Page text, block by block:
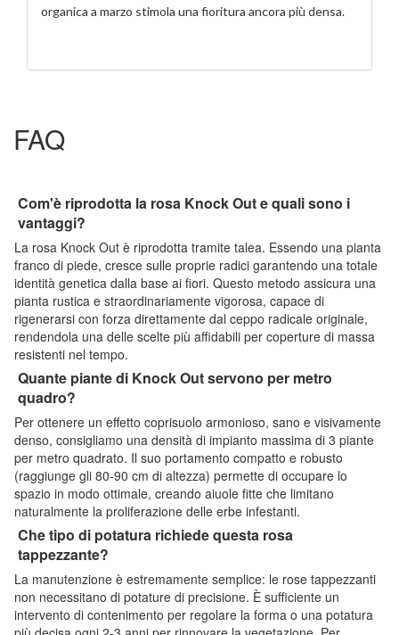
organica a marzo stimola una fioritura ancora più densa.
FAQ
Com'è riprodotta la rosa Knock Out e quali sono i
vantaggi?
La rosa Knock Out è riprodotta tramite talea. Essendo una pianta
franco di piede, cresce sulle proprie radici garantendo una totale
identità genetica dalla base ai fiori. Questo metodo assicura una
pianta rustica e straordinariamente vigorosa, capace di
rigenerarsi con forza direttamente dal ceppo radicale originale,
rendendola una delle scelte più affidabili per coperture di massa
resistenti nel tempo.
Quante piante di Knock Out servono per metro
quadro?
Per ottenere un effetto coprisuolo armonioso, sano e visivamente
denso, consigliamo una densità di impianto massima di 3 piante
per metro quadrato. Il suo portamento compatto e robusto
(raggiunge gli 80-90 cm di altezza) permette di occupare lo
spazio in modo ottimale, creando aiuole fitte che limitano
naturalmente la proliferazione delle erbe infestanti.
Che tipo di potatura richiede questa rosa
tappezzante?
La manutenzione è estremamente semplice: le rose tappezzanti
non necessitano di potature di precisione. È sufficiente un
intervento di contenimento per regolare la forma o una potatura